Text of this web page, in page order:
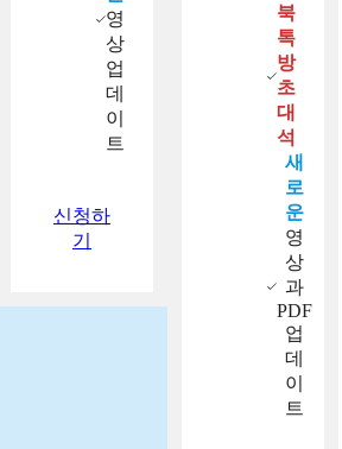
영
상
업
데
이
트
신청하
기
북
톡
방
초
대
석
새
로
운
영
상
과
PDF
업
데
이
트